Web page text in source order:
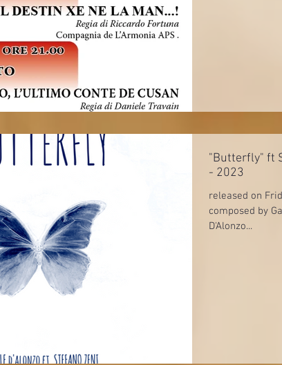
"Butterfly" ft
- 2023
released on
composed by
D'Alonzo...